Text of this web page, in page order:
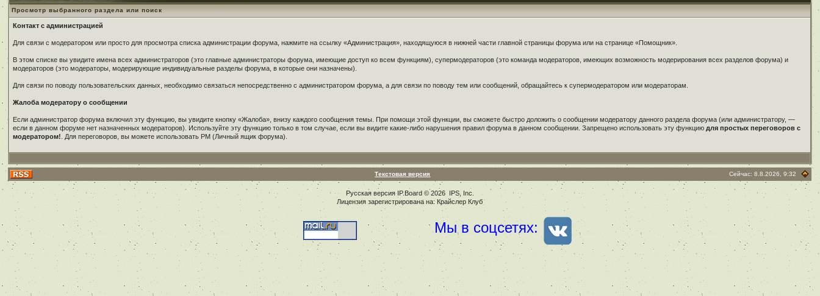
Просмотр выбранного раздела или поиск
Контакт с администрацией
Для связи с модератором или просто для просмотра списка администрации форума, нажмите на ссылку «Администрация», находящуюся в нижней части главной страницы форума или на странице «Помощник».
В этом списке вы увидите имена всех администраторов (это главные администраторы форума, имеющие доступ ко всем функциям), супермодераторов (это команда модераторов, имеющих возможность модерирования всех разделов форума) и
модераторов (это модераторы, модерирующие индивидуальные разделы форума, в которые они назначены).
Для связи по поводу пользовательских данных, необходимо связаться непосредственно с администратором форума, а для связи по поводу тем или сообщений, обращайтесь к супермодератором или модераторам.
Жалоба модератору о сообщении
Если администратор форума включил эту функцию, вы увидите кнопку «Жалоба», внизу каждого сообщения темы. При помощи этой функции, вы сможете быстро доложить о сообщении модератору данного раздела форума (или администратору, —
если в данном форуме нет назначенных модераторов). Используйте эту функцию только в том случае, если вы видите какие-либо нарушения правил форума в данном сообщении. Запрещено использовать эту функцию для простых переговоров с
модератором!
. Для переговоров, вы можете использовать PM (Личный ящик форума).
Текстовая версия Сейчас: 8.8.2026, 9:32
Русская версия IP.Board© 2026 IPS, Inc
Лицензия зарегистрирована на: Крайслер Клуб
Мы в соцсетях: